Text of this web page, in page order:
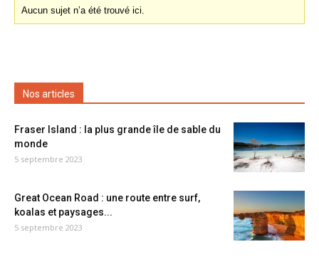
Aucun sujet n’a été trouvé ici.
Nos articles
Fraser Island : la plus grande île de sable du
monde
5 septembre 2023
Great Ocean Road : une route entre surf,
koalas et paysages...
5 septembre 2023